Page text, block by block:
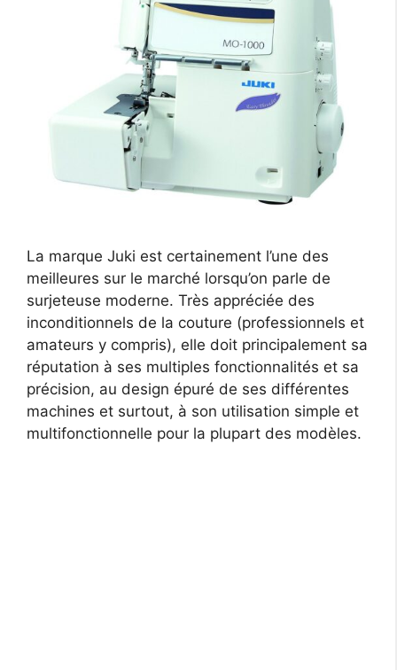
La marque Juki est certainement l’une des
meilleures sur le marché lorsqu’on parle de
surjeteuse moderne. Très appréciée des
inconditionnels de la couture (professionnels et
amateurs y compris), elle doit principalement sa
réputation à ses multiples fonctionnalités et sa
précision, au design épuré de ses différentes
machines et surtout, à son utilisation simple et
multifonctionnelle pour la plupart des modèles.